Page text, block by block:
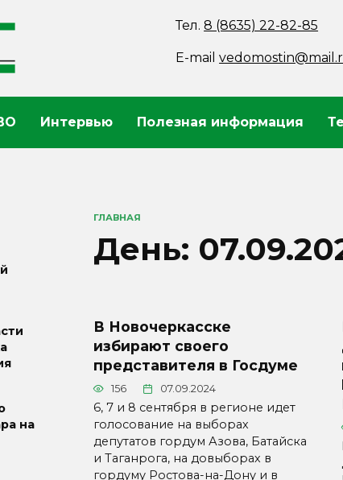
Тел.8 (8635) 22-82-85
E-mail
Интервью Полезная информация
ГЛАВНАЯ
День:
В Новочеркасске
избирают своего
представителя в Госдуме
156 07.09.2024
6, 7 и 8 сентября в регионе идет
голосование на выборах
депутатов гордум Азова, Батайска
и Таганрога, на довыборах в
гордуму Ростова-на-Дону и в
на